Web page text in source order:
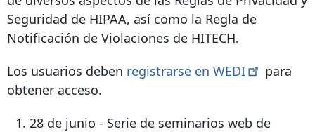
Seguridad de HIPAA, así como la Regla de
Notificación de Violaciones de HITECH.
Los usuarios deben registrarse en WEDI
para
obtener acceso.
28 de junio - Serie de seminarios web de